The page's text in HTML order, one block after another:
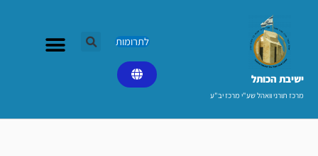
ישיבת הכותל​
מרכז תורני וואהל שע"י מרכז יב"ע
לתרומות